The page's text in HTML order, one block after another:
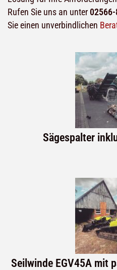
Rufen Sie uns an unter
Sie einen unverbindlichen
Sägespalter
Seilwinde EGV45A mit